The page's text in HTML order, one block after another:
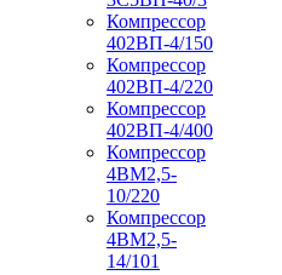
Компрессор
402ВП-4/150
Компрессор
402ВП-4/220
Компрессор
402ВП-4/400
Компрессор
4ВМ2,5-
10/220
Компрессор
4ВМ2,5-
14/101